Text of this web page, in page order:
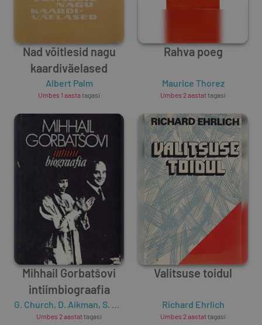
Nad võitlesid nagu
kaardiväelased
Albert Palm
Umbes 1 aastatagasi
Rahva poeg
Maurice Thorez
Umbes 2 aastattagasi
Mihhail Gorbatšovi
intiimbiograafia
G. Church, D. Aikman, S. Donnelly
Umbes 2 aastattagasi
Valitsuse toidul
Richard Ehrlich
Umbes 2 aastattagasi